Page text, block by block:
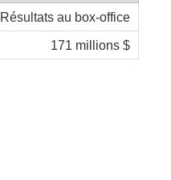
Résultats au box-office
171 millions $